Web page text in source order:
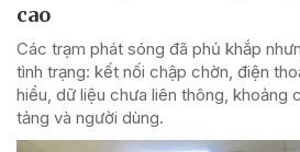
cao
Các trạm phát sóng đã phủ khắp
tình trạng: kết nối chập chờn, điện
hiểu, dữ liệu chưa liên thông, khoảng
tảng và người dùng.